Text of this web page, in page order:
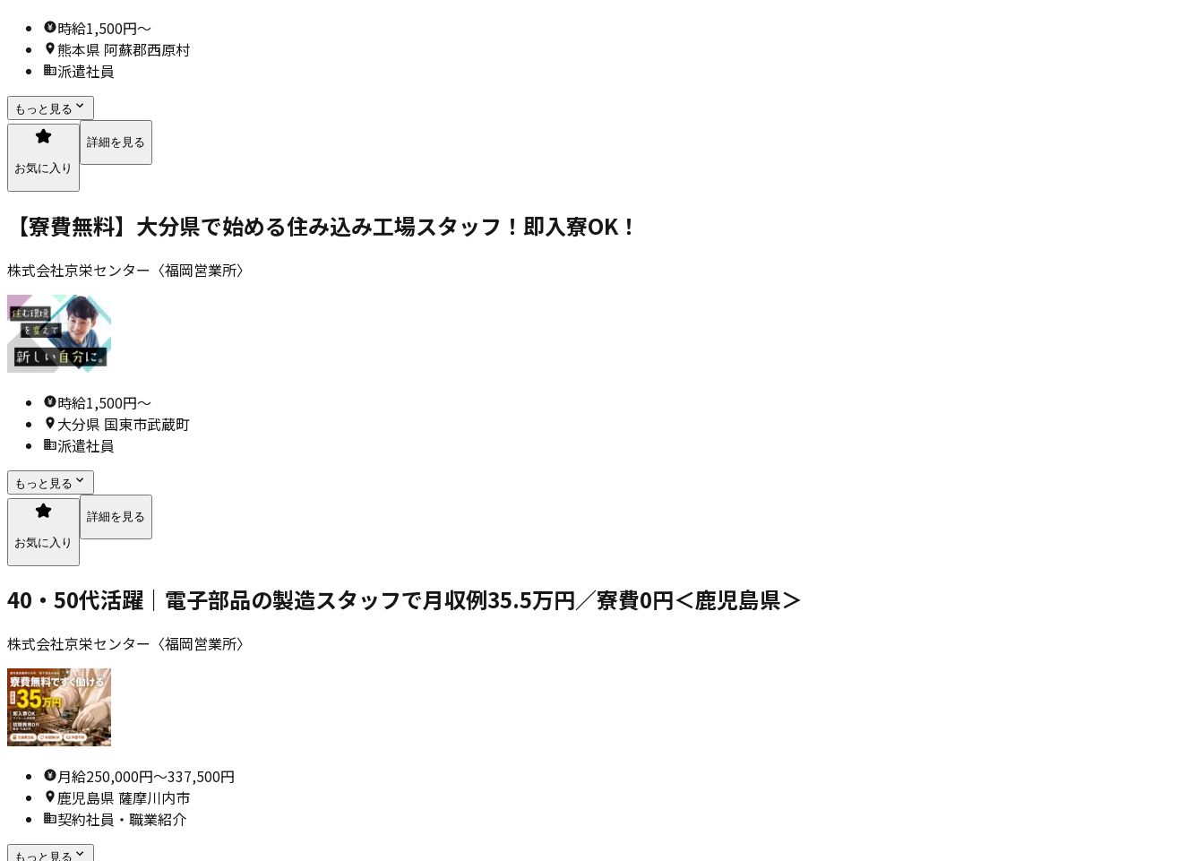
時給1,500円〜
熊本県 阿蘇郡西原村
派遣社員
もっと見る
お気に入り
詳細を見る
【寮費無料】大分県で始める住み込み工場スタッフ！即入寮OK！
株式会社京栄センター〈福岡営業所〉
時給1,500円〜
大分県 国東市武蔵町
派遣社員
もっと見る
お気に入り
詳細を見る
40・50代活躍｜電子部品の製造スタッフで月収例35.5万円／寮費0円＜鹿児島県＞
株式会社京栄センター〈福岡営業所〉
月給250,000円〜337,500円
鹿児島県 薩摩川内市
契約社員・職業紹介
もっと見る